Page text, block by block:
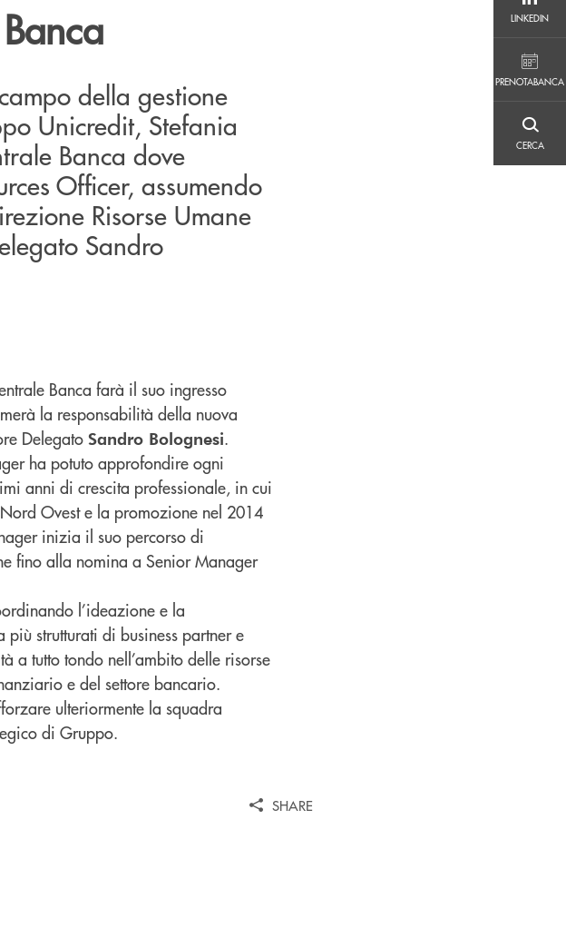
LINKEDIN
PRENOTABANCA
CERCA
della gestione
Unicredit, Stefania
Banca dove
Officer, assumendo
Risorse Umane
Sandro
Banca farà il suo ingresso
la responsabilità della nuova
Delegato Sandro Bolognesi.
ha potuto approfondire ogni
anni di crescita professionale, in cui
Ovest e la promozione nel 2014
inizia il suo percorso di
fino alla nomina a Senior Manager
l’ideazione e la
strutturati di business partner e
a tutto tondo nell’ambito delle risorse
e del settore bancario.
ulteriormente la squadra
di Gruppo.
SHARE